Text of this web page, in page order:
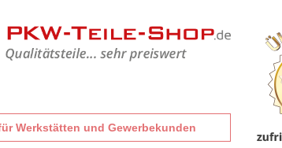
Werkstätten und Gewerbekunden